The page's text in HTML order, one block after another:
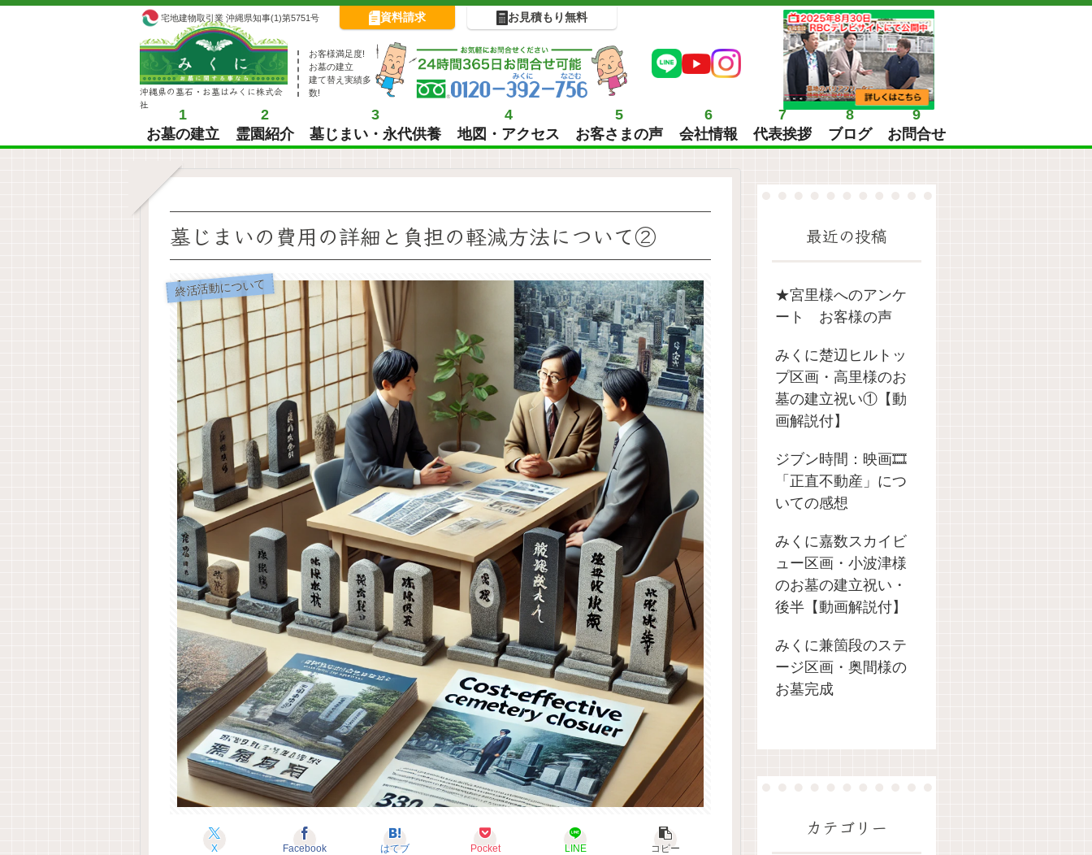
宅地建物取引業 沖縄県知事(1)第5751号 資料請求 お見積もり無料
沖縄県の墓石・お墓はみくに株式会
社
お客様満足度!
お墓の建立
建て替え実績多
数!
1
お墓の建立
2
霊園紹介
3
墓じまい・永代供養
4
地図・アクセス
5
お客さまの声
6
会社情報
7
代表挨拶
8
ブログ
9
お問合せ
墓じまいの費用の詳細と負担の軽減方法について②
終活活動について
X Facebook はてブ Pocket LINE
コピー
最近の投稿
★宮里様へのアンケ
ート お客様の声
みくに楚辺ヒルトッ
プ区画・高里様のお
墓の建立祝い①【動
画解説付】
ジブン時間：映画🎞️
「正直不動産」につ
いての感想
みくに嘉数スカイビ
ュー区画・小波津様
のお墓の建立祝い・
後半【動画解説付】
みくに兼箇段のステ
ージ区画・奥間様の
お墓完成
カテゴリー